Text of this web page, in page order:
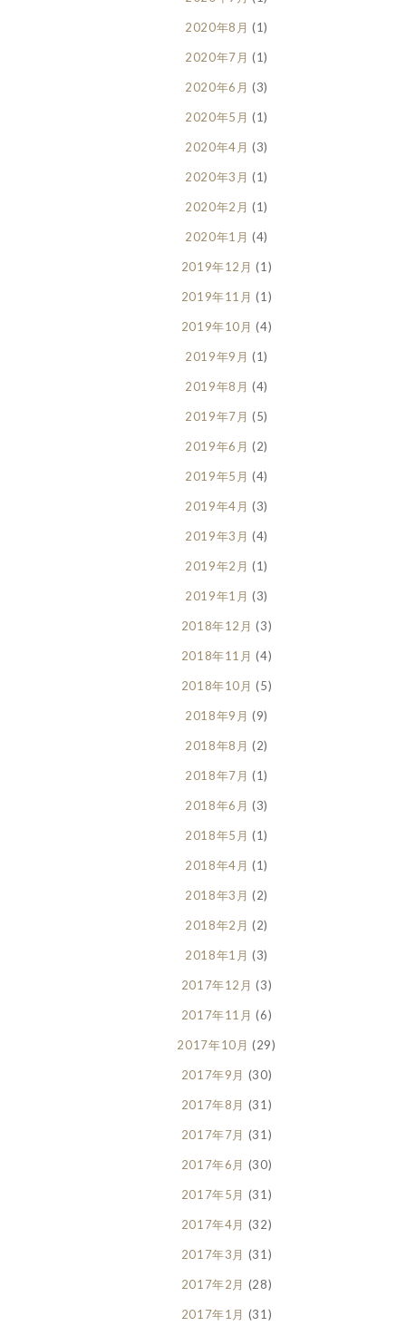
2020年8月 (1)
2020年7月 (1)
2020年6月 (3)
2020年5月 (1)
2020年4月 (3)
2020年3月 (1)
2020年2月 (1)
2020年1月 (4)
2019年12月 (1)
2019年11月 (1)
2019年10月 (4)
2019年9月 (1)
2019年8月 (4)
2019年7月 (5)
2019年6月 (2)
2019年5月 (4)
2019年4月 (3)
2019年3月 (4)
2019年2月 (1)
2019年1月 (3)
2018年12月 (3)
2018年11月 (4)
2018年10月 (5)
2018年9月 (9)
2018年8月 (2)
2018年7月 (1)
2018年6月 (3)
2018年5月 (1)
2018年4月 (1)
2018年3月 (2)
2018年2月 (2)
2018年1月 (3)
2017年12月 (3)
2017年11月 (6)
2017年10月 (29)
2017年9月 (30)
2017年8月 (31)
2017年7月 (31)
2017年6月 (30)
2017年5月 (31)
2017年4月 (32)
2017年3月 (31)
2017年2月 (28)
2017年1月 (31)